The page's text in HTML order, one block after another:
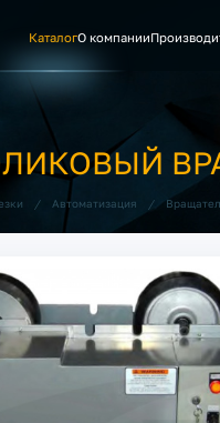
КаталогО компании
/ Автоматизация /